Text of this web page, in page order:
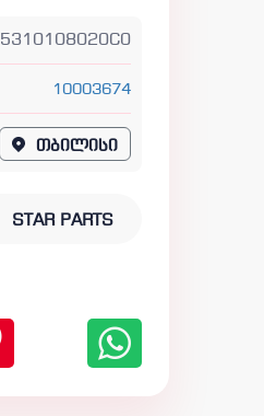
5310108020C0
10003674
თბილისი
STAR PARTS